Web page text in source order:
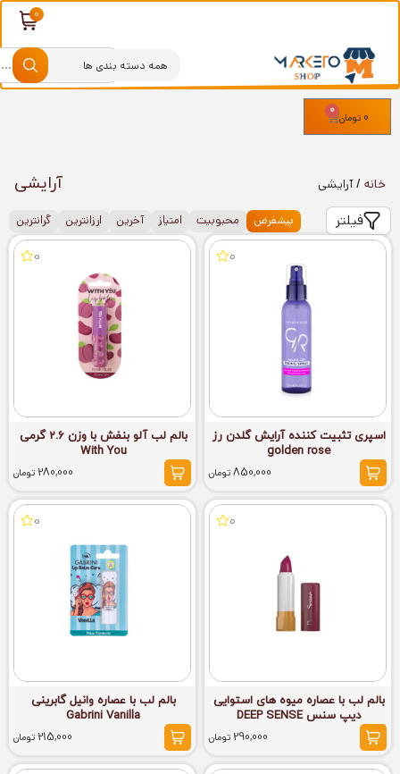
0 تومان
0
خانه / آرایشی آرایشی
پیشفرض محبوبیت امتیاز آخرین ارزانترین گرانترین فیلتر
0
اسپری تثبیت کننده آرایش گلدن رز
golden rose
850,000تومان
0
بالم لب آلو بنفش با وزن 2.6 گرمی
With You
280,000 تومان
0
بالم لب با عصاره میوه های استوایی
دیپ سنس DEEP SENSE
290,000 تومان
0
بالم لب با عصاره وانیل گابرینی
Gabrini Vanilla
215,000 تومان